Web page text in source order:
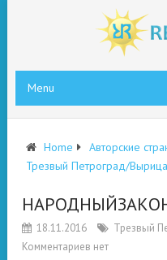
Menu
Home
Авторские
Трезвый Петроград/Вырица
18.11.2016
Трезвый
Комментариев нет